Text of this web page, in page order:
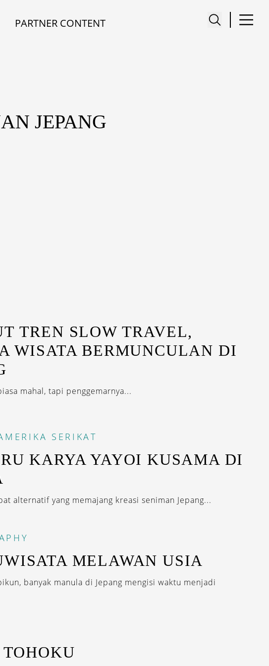
PARTNER CONTENT
JEPANG
TREN SLOW TRAVEL,
WISATA BERMUNCULAN DI
mahal, tapi penggemarnya...
SERIKAT
KARYA YAYOI KUSAMA DI
alternatif yang memajang kreasi seniman Jepang...
MELAWAN USIA
banyak manula di Jepang mengisi waktu menjadi